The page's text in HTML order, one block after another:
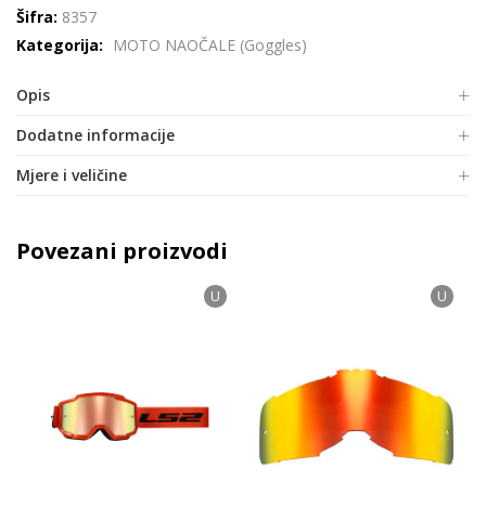
Šifra: 8357
Kategorija:
MOTO NAOČALE (Goggles)
Opis
Dodatne informacije
Mjere i veličine
Povezani proizvodi
U U